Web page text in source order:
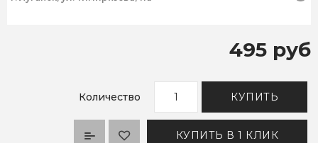
495 руб
Количество КУПИТЬ
КУПИТЬ В 1 КЛИК